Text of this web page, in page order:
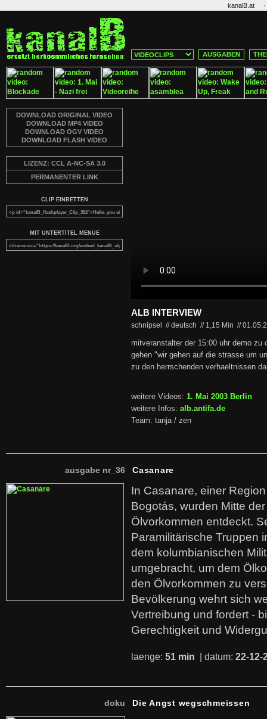
kanalB.at ·
AUSGABEN
DOWNLOAD ORIGINAL VIDEO
DOWNLOAD MP4 VIDEO
DOWNLOAD OGV VIDEO
DOWNLOAD FLASH VIDEO
LIZENZ: CCL A-NC-SA 3.0
PERMANENTER LINK
CLIP EINBETTEN
MIT UNTERTITEL MENUE
ALB INTERVIEW
schnipsel // deutsch // 1,15 Min //
mitveranstalter der 15:00 uhr demo zu
gehen "wir gehen auf die strasse um
zu den herrschenden verhaeltnissen
weitere Videos: 1. Mai 2003 Berlin
weitere Infos: alb.antifa.de
Team: tanja / zen
ausgabe nr_36 Casanare
In Casanare, einer
Bogotás, wurden Mitte
Ölvorkommen entdeckt.
Paramilitärische Truppen
dem kolumbianischen
umgebracht, um dem
den Ölvorkommen zu
Bevölkerung wehrt sich
Vertreibung und fordert -
Gerechtigkeit und
laenge: 51 min | datum: 22-12-
doku Die Angst wegschmeissen